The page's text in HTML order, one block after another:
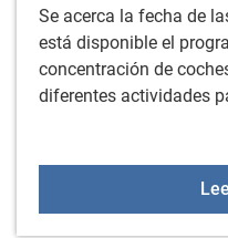
Se acerca la fecha de
está disponible el
concentración de
diferentes actividades